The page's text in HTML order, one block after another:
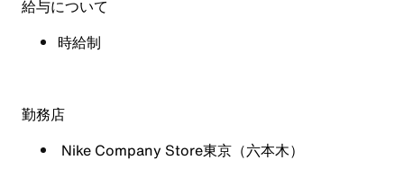
給与について
時給制
勤務店
Nike Company Store東京（六本木）